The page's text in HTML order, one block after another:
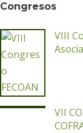
Congresos
VIII
VII